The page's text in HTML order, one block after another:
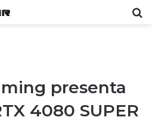
presenta
4080 SUPER